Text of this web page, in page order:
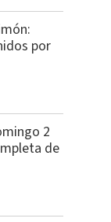
por
2
de